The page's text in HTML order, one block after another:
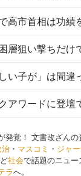
発覚！ 文書改ざん
治 ・ マスコミ ・ ジャ
社会で話題のニュー
ラへ。